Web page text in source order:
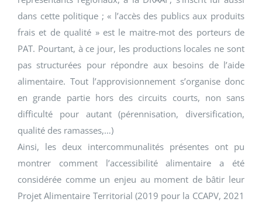
dans cette politique ; « l’accès des publics aux produits
frais et de qualité » est le maitre-mot des porteurs de
PAT. Pourtant, à ce jour, les productions locales ne sont
pas structurées pour répondre aux besoins de l’aide
alimentaire. Tout l’approvisionnement s’organise donc
en grande partie hors des circuits courts, non sans
difficulté pour autant (pérennisation, diversification,
qualité des ramasses,…)
Ainsi, les deux intercommunalités présentes ont pu
montrer comment l’accessibilité alimentaire a été
considérée comme un enjeu au moment de bâtir leur
Projet Alimentaire Territorial (2019 pour la CCAPV, 2021